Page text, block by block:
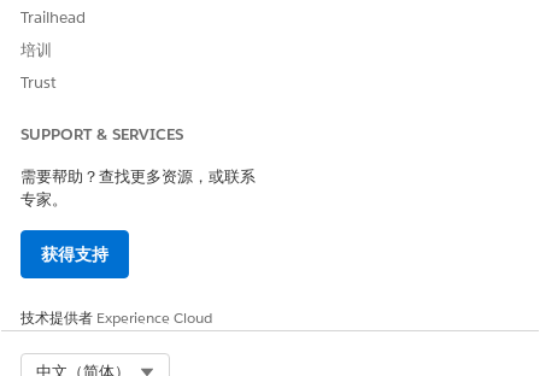
Trailhead
培训
Trust
SUPPORT & SERVICES
需要帮助？查找更多资源，或联系
专家。
获得支持
技术提供者 Experience Cloud
中文（简体）